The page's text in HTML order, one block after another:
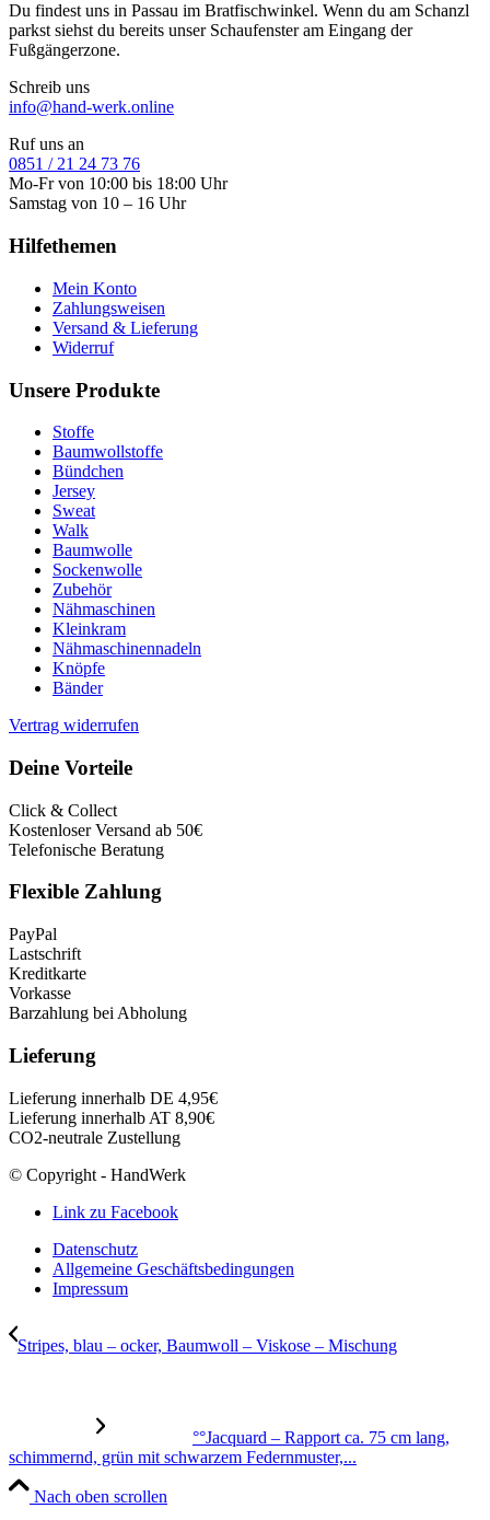
Du findest uns in Passau im Bratfischwinkel. Wenn du am Schanzl
parkst siehst du bereits unser Schaufenster am Eingang der
Fußgängerzone.
Schreib uns
info@hand-werk.online
Ruf uns an
0851 / 21 24 73 76
Mo-Fr von 10:00 bis 18:00 Uhr
Samstag von 10 – 16 Uhr
Hilfethemen
Mein Konto
Zahlungsweisen
Versand & Lieferung
Widerruf
Unsere Produkte
Stoffe
Baumwollstoffe
Bündchen
Jersey
Sweat
Walk
Baumwolle
Sockenwolle
Zubehör
Nähmaschinen
Kleinkram
Nähmaschinennadeln
Knöpfe
Bänder
Vertrag widerrufen
Deine Vorteile
Click & Collect
Kostenloser Versand ab 50€
Telefonische Beratung
Flexible Zahlung
PayPal
Lastschrift
Kreditkarte
Vorkasse
Barzahlung bei Abholung
Lieferung
Lieferung innerhalb DE 4,95€
Lieferung innerhalb AT 8,90€
CO2-neutrale Zustellung
© Copyright - HandWerk
Link zu Facebook
Datenschutz
Allgemeine Geschäftsbedingungen
Impressum
Stripes, blau – ocker, Baumwoll – Viskose – Mischung
°°Jacquard – Rapport ca. 75 cm lang,
schimmernd, grün mit schwarzem Federnmuster,...
Nach oben scrollen